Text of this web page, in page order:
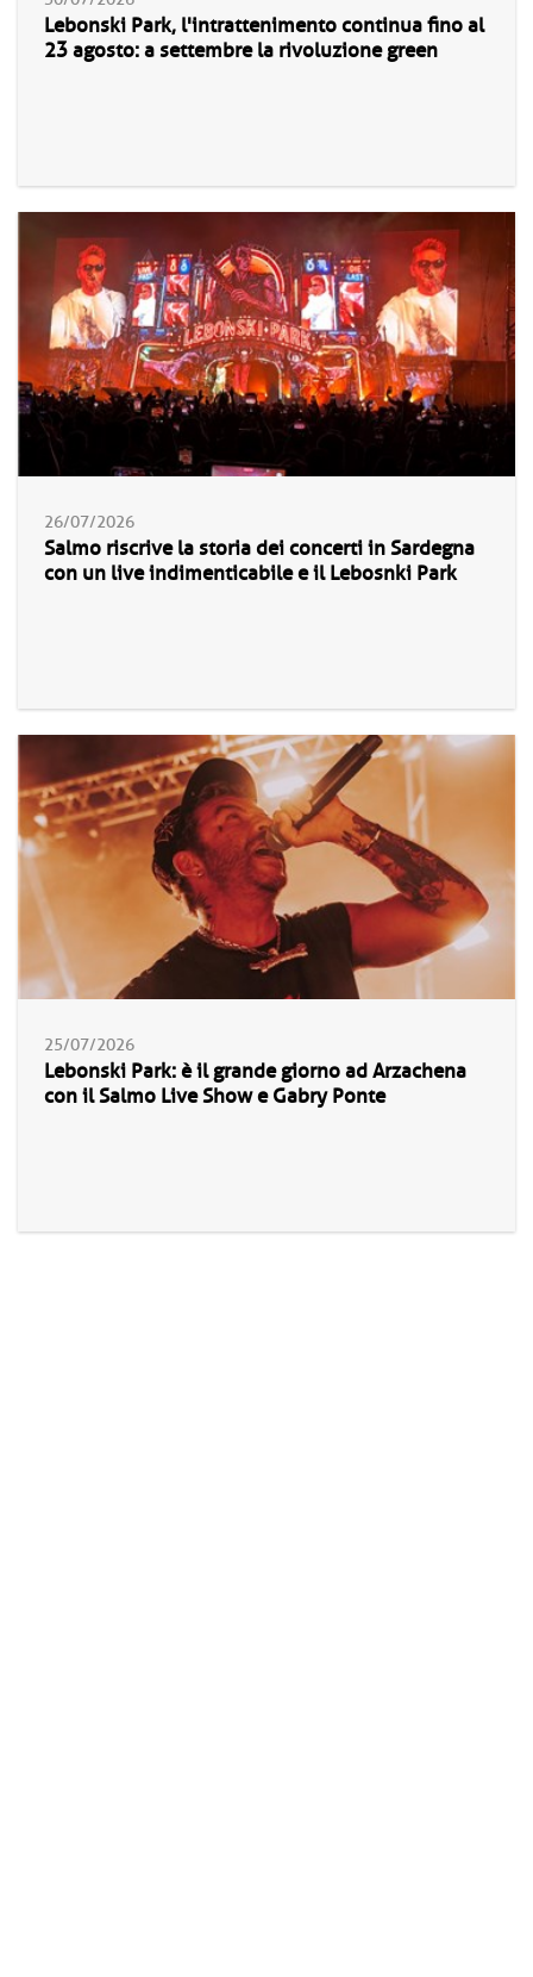
Lebonski Park, l'intrattenimento continua fino al
23 agosto: a settembre la rivoluzione green
26/07/2026
Salmo riscrive la storia dei concerti in Sardegna
con un live indimenticabile e il Lebosnki Park
25/07/2026
Lebonski Park: è il grande giorno ad Arzachena
con il Salmo Live Show e Gabry Ponte